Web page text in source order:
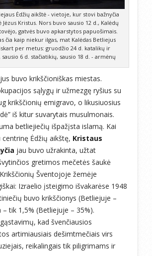
Ėdžių aikštė - vietoje, kur stovi bažnyčia
Jėzus Kristus. Nors buvo sausio 12 d., Kalėdų
gatvės buvo apkarstytos papuošimais.
čia kaip niekur ilgas, mat Kalėdas Betliejus
per metus: gruodžio 24 d. katalikų ir
6 d. stačiatikių, sausio 18 d. - armėnų
buvo krikščioniškas miestas.
sąlygų ir užmezgę ryšius su
krikščionių emigravo, o likusiuosius
iš kitur suvarytais musulmonais.
betliejiečių išpažįsta islamą. Kai
centrinę Ėdžių aikštę, Kristaus
jau buvo užrakinta, užtat
gretimos mečetės šaukė
Šventojoje žemėje
Izraelio įsteigimo išvakarėse 1948
buvo krikščionys (Betliejuje –
– tik 1,5% (Betliejuje – 35%).
kad švenčiausios
artimiausiais dešimtmečiais virs
reikalingais tik piligrimams ir